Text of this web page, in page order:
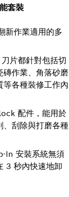
套裝
新作業適用的多
片都針對包括切
磚作業、角落砂磨
等各種裝修工作內
配件，能用於
、刮除與打磨各種
In 安裝系統無須
3 秒內快速地卸